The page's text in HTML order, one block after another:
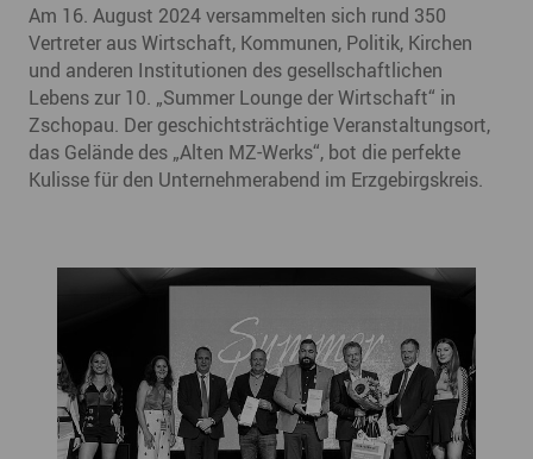
Am 16. August 2024 versammelten sich rund 350
Vertreter aus Wirtschaft, Kommunen, Politik, Kirchen
und anderen Institutionen des gesellschaftlichen
Lebens zur 10. „Summer Lounge der Wirtschaft“ in
Zschopau. Der geschichtsträchtige Veranstaltungsort,
das Gelände des „Alten MZ-Werks“, bot die perfekte
Kulisse für den Unternehmerabend im Erzgebirgskreis.